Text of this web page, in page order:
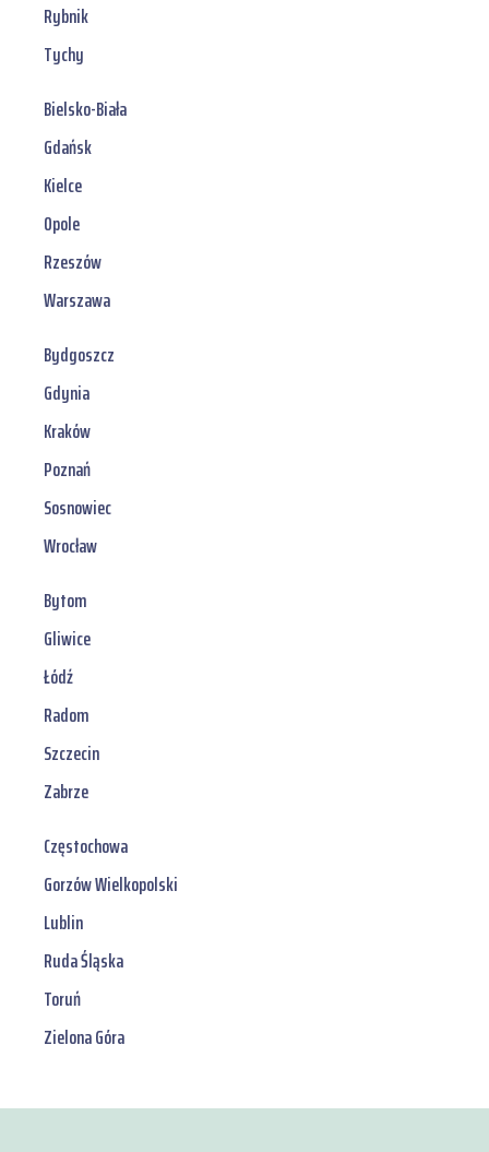
Rybnik
Tychy
Bielsko-Biała
Gdańsk
Kielce
Opole
Rzeszów
Warszawa
Bydgoszcz
Gdynia
Kraków
Poznań
Sosnowiec
Wrocław
Bytom
Gliwice
Łódź
Radom
Szczecin
Zabrze
Częstochowa
Gorzów Wielkopolski
Lublin
Ruda Śląska
Toruń
Zielona Góra